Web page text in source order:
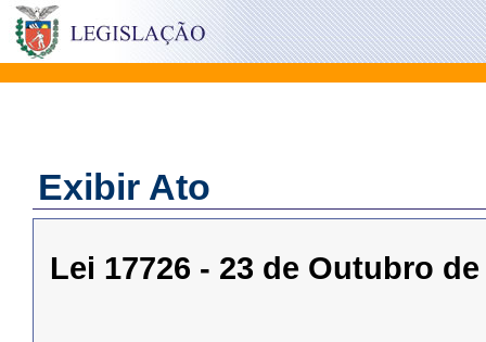
Exibir Ato
Lei 17726 - 23 de Outubro de